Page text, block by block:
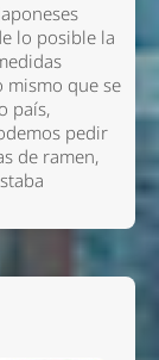
lo posible la
mismo que se
país,
pedir
de ramen,